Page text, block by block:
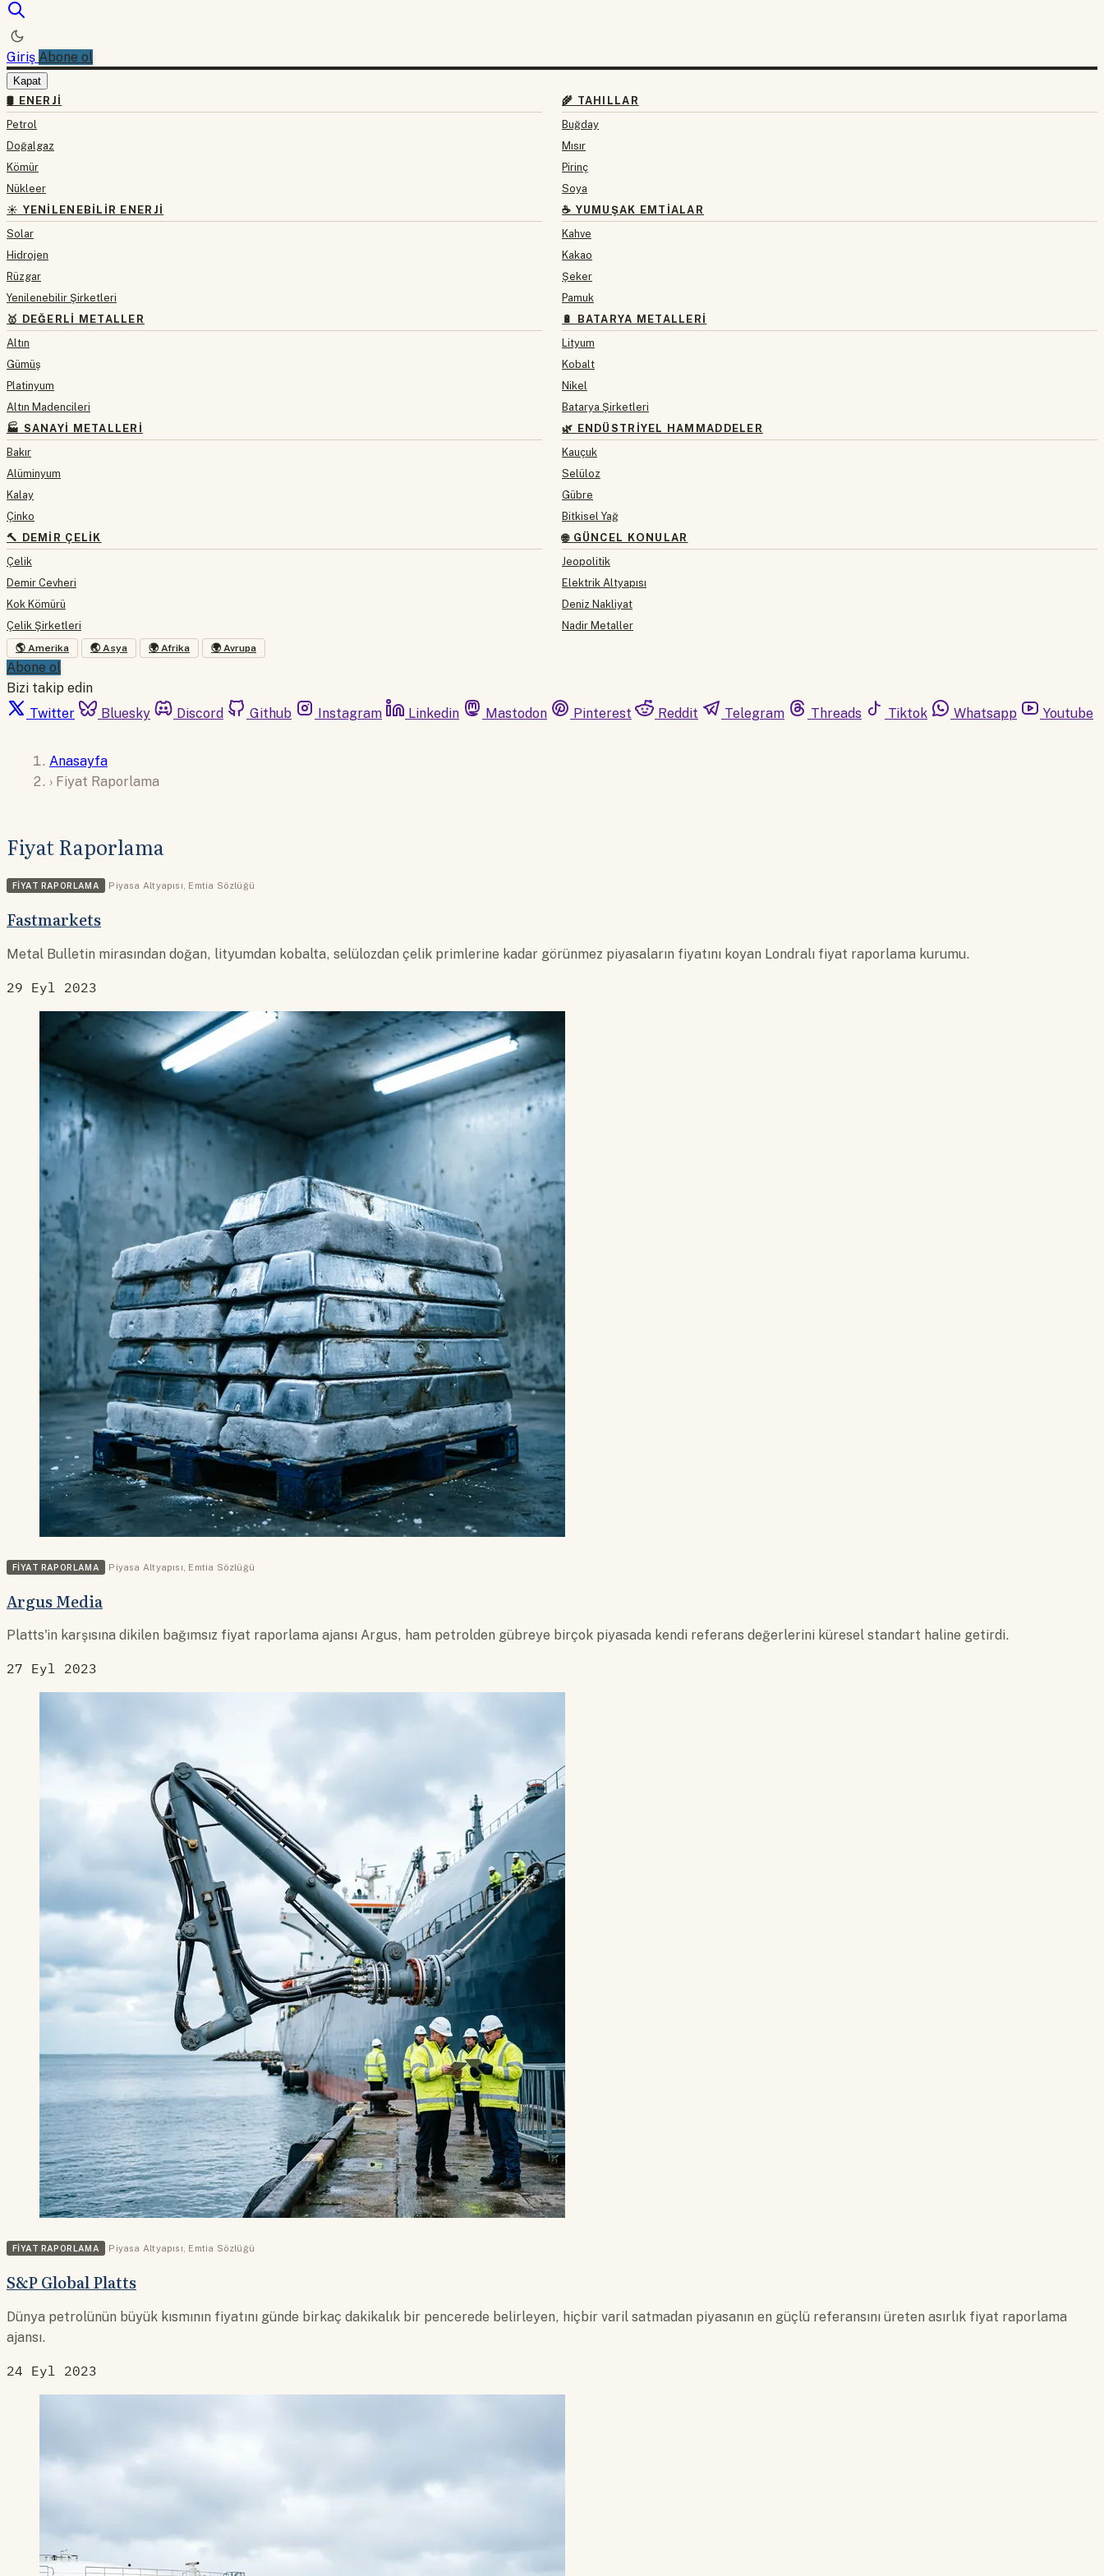
Giriş Abone ol
Kapat
🛢 ENERJI
Petrol
Doğalgaz
Kömür
Nükleer
☀️ YENILENEBILIR ENERJI
Solar
Hidrojen
Rüzgar
Yenilenebilir Şirketleri
🥇 DEĞERLI METALLER
Altın
Gümüş
Platinyum
Altın Madencileri
🏭 SANAYI METALLERI
Bakır
Alüminyum
Kalay
Çinko
🔨 DEMIR ÇELIK
Çelik
Demir Cevheri
Kok Kömürü
Çelik Şirketleri
🌾 TAHILLAR
Buğday
Mısır
Pirinç
Soya
☕ YUMUŞAK EMTIALAR
Kahve
Kakao
Şeker
Pamuk
🔋 BATARYA METALLERI
Lityum
Kobalt
Nikel
Batarya Şirketleri
🌿 ENDÜSTRIYEL HAMMADDELER
Kauçuk
Selüloz
Gübre
Bitkisel Yağ
🌐 GÜNCEL KONULAR
Jeopolitik
Elektrik Altyapısı
Deniz Nakliyat
Nadir Metaller
🌎 Amerika 🌏 Asya 🌍 Afrika 🌍 Avrupa
Abone ol
Bizi takip edin
Twitter
Bluesky Discord Github Instagram Linkedin Mastodon Pinterest Reddit Telegram Threads Tiktok Whatsapp Youtube
Anasayfa
› Fiyat Raporlama
Fiyat Raporlama
FIYAT RAPORLAMA Piyasa Altyapısı, Emtia Sözlüğü
Fastmarkets
Metal Bulletin mirasından doğan, lityumdan kobalta, selülozdan çelik primlerine kadar görünmez piyasaların fiyatını koyan Londralı fiyat raporlama kurumu.
29 Eyl 2023
FIYAT RAPORLAMA Piyasa Altyapısı Emtia Sözlüğü
Argus Media
Platts'in karşısına dikilen bağımsız fiyat raporlama ajansı Argus, ham petrolden gübreye birçok piyasada kendi referans değerlerini küresel standart haline getirdi.
27 Eyl 2023
FIYAT RAPORLAMA Piyasa Altyapısı Emtia Sözlüğü
S&P Global Platts
Dünya petrolünün büyük kısmının fiyatını günde birkaç dakikalık bir pencerede belirleyen, hiçbir varil satmadan piyasanın en güçlü referansını üreten asırlık fiyat raporlama
ajansı.
24 Eyl 2023